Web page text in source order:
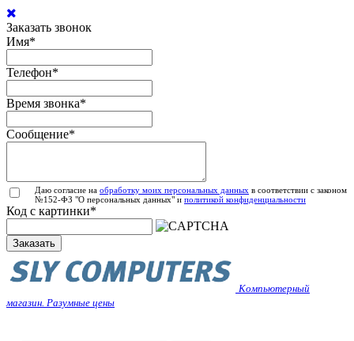
Заказать звонок
Имя*
Телефон*
Время звонка*
Сообщение*
Даю согласие на обработку моих персональных данных в соответствии с законом
№152-ФЗ "О персональных данных" и политикой конфиденциальности
Код с картинки*
Заказать
Компьютерный
магазин. Разумные цены